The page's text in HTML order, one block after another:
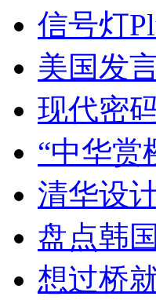
信号灯
美国发
现代密
“中华赏
清华设
盘点韩
想过桥